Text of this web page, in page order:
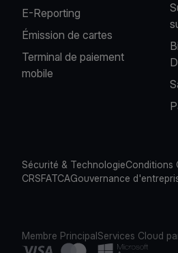
E-Reporting
Émission de cartes
Terminal de paiement
mobile
Sécurité & TechnologieConditions
CRSFATCAGouvernance
Membre PrincipalServices Cloud